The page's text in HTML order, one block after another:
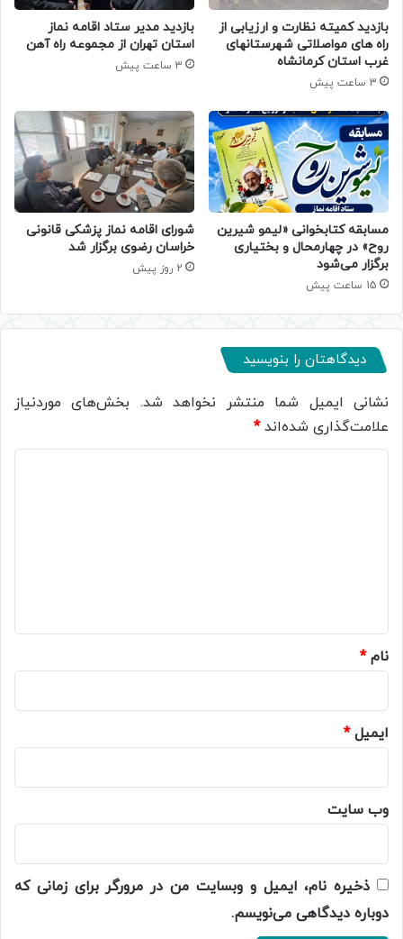
بازدید کمیته نظارت و ارزیابی از
راه های مواصلاتی شهرستانهای
غرب استان کرمانشاه
3 ساعت پیش
بازدید مدیر ستاد اقامه نماز
استان تهران از مجموعه راه آهن
3 ساعت پیش
مسابقه کتابخوانی «لیمو شیرین
روح» در چهارمحال و بختیاری
برگزار می‌شود
15 ساعت پیش
شورای اقامه نماز پزشکی قانونی
خراسان رضوی برگزار شد
2 روز پیش
دیدگاهتان را بنویسید
نشانی ایمیل شما منتشر نخواهد شد. بخش‌های موردنیاز
علامت‌گذاری شده‌اند*
نام*
ایمیل*
وب‌ سایت
ذخیره نام، ایمیل و وبسایت من در مرورگر برای زمانی که
دوباره دیدگاهی می‌نویسم.